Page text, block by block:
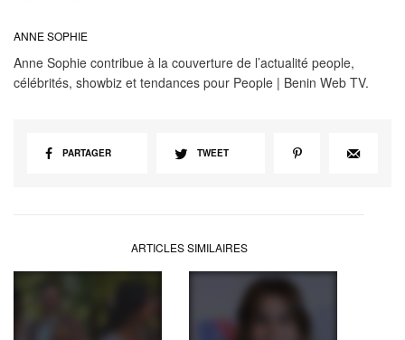
ANNE SOPHIE
Anne Sophie contribue à la couverture de l’actualité people,
célébrités, showbiz et tendances pour People | Benin Web TV.
PARTAGER TWEET
ARTICLES SIMILAIRES